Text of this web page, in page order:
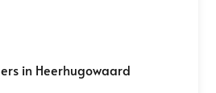
in Heerhugowaard